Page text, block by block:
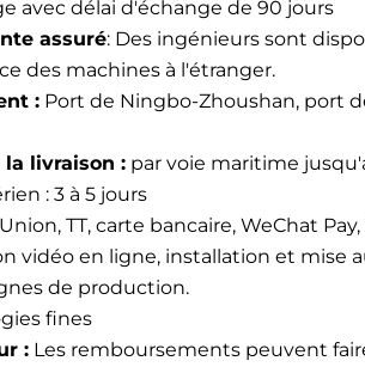
avec délai d'échange de 90 jours
assuré: Des ingénieurs sont
des machines à l'étranger.
: Port de Ningbo-Zhoushan, port
livraison : par voie maritime
: 3 à 5 jours
TT, carte bancaire, WeChat
vidéo en ligne, installation et mise
de production.
fines
: Les remboursements peuvent